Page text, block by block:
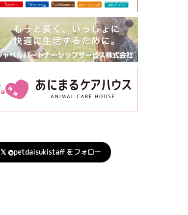
𝕏 @petdaisukistaff をフォロー